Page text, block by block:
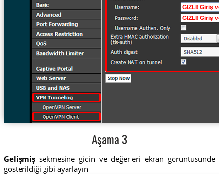
Aşama 3
Gelişmişsekmesine gidin ve değerleri ekran görüntüsünde
gösterildiği gibi ayarlayın